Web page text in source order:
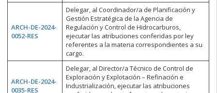
ARCH-DE-2024-
0052-RES
Delegar, al Coordinador/a de Planificación y
Gestión Estratégica de la Agencia de
Regulación y Control de Hidrocarburos,
ejecutar las atribuciones conferidas por ley
referentes a la materia correspondientes a su
cargo.
ARCH-DE-2024-
0035-RES
Delegar, al Director/a Técnico de Control de
Exploración y Explotación – Refinación e
Industrialización, ejecutar las atribuciones